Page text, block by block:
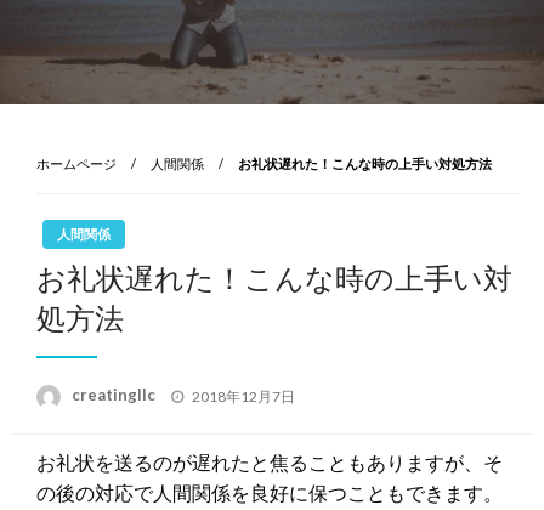
ホームページ 人間関係 お礼状遅れた！こんな時の上手い対処方法
人間関係
お礼状遅れた！こんな時の上手い対
処方法
creatingllc
投
2018年12月7日
お礼状を送るのが遅れたと焦ることもありますが、そ
の後の対応で人間関係を良好に保つこともできます。